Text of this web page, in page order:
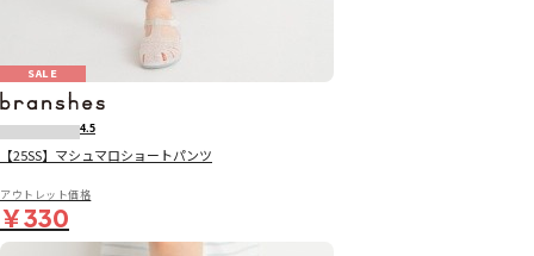
SALE
4.5
【25SS】マシュマロショートパンツ
アウトレット価格
￥330